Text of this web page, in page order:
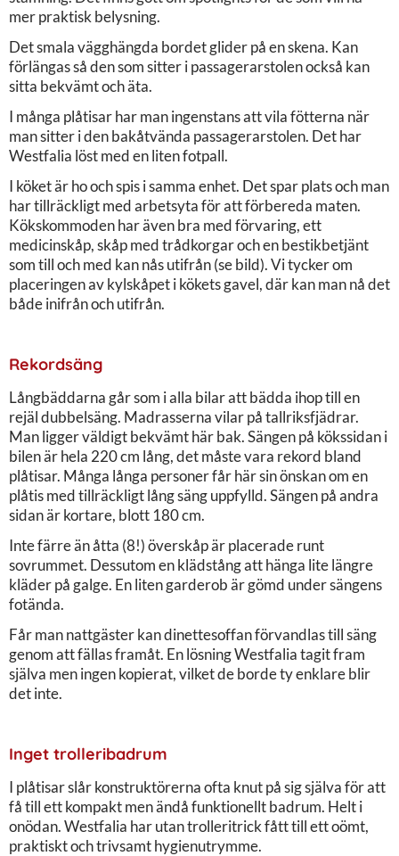
mer praktisk belysning.
Det smala vägghängda bordet glider på en skena. Kan
förlängas så den som sitter i passagerarstolen också kan
sitta bekvämt och äta.
I många plåtisar har man ingenstans att vila fötterna när
man sitter i den bakåtvända passagerarstolen. Det har
Westfalia löst med en liten fotpall.
I köket är ho och spis i samma enhet. Det spar plats och man
har tillräckligt med arbetsyta för att förbereda maten.
Kökskommoden har även bra med förvaring, ett
medicinskåp, skåp med trådkorgar och en bestikbetjänt
som till och med kan nås utifrån (se bild). Vi tycker om
placeringen av kylskåpet i kökets gavel, där kan man nå det
både inifrån och utifrån.
Rekordsäng
Långbäddarna går som i alla bilar att bädda ihop till en
rejäl dubbelsäng. Madrasserna vilar på tallriksfjädrar.
Man ligger väldigt bekvämt här bak. Sängen på kökssidan i
bilen är hela 220 cm lång, det måste vara rekord bland
plåtisar. Många långa personer får här sin önskan om en
plåtis med tillräckligt lång säng uppfylld. Sängen på andra
sidan är kortare, blott 180 cm.
Inte färre än åtta (8!) överskåp är placerade runt
sovrummet. Dessutom en klädstång att hänga lite längre
kläder på galge. En liten garderob är gömd under sängens
fotända.
Får man nattgäster kan dinettesoffan förvandlas till säng
genom att fällas framåt. En lösning Westfalia tagit fram
själva men ingen kopierat, vilket de borde ty enklare blir
det inte.
Inget trolleribadrum
I plåtisar slår konstruktörerna ofta knut på sig själva för att
få till ett kompakt men ändå funktionellt badrum. Helt i
onödan. Westfalia har utan trolleritrick fått till ett oömt,
praktiskt och trivsamt hygienutrymme.